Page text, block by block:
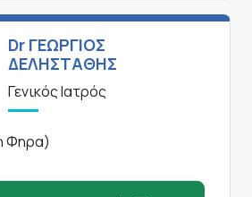
Dr ΓΕΩΡΓΙΟΣ
ΔΕΛΗΣΤΑΘΗΣ
Γενικός Ιατρός
Φηρα)